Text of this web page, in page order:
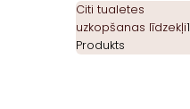
Citi tualetes
uzkopšanas līdzekļi1
Produkts